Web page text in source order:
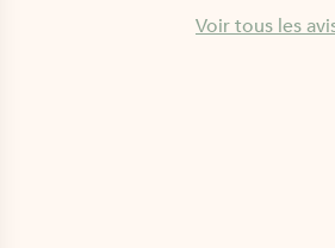
Voir tous les